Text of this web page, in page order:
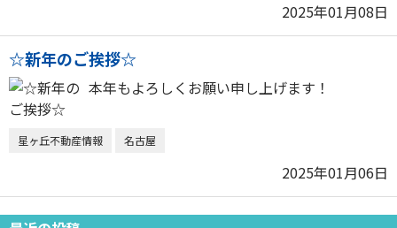
2025年01月08日
☆新年のご挨拶☆
本年もよろしくお願い申し上げます！
星ヶ丘不動産情報 名古屋
2025年01月06日